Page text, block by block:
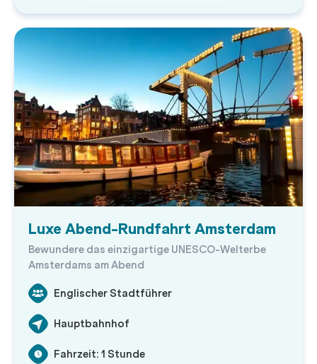
Luxe Abend-Rundfahrt Amsterdam
Bewundere das einzigartige UNESCO-Welterbe
Amsterdams am Abend
Englischer Stadtführer
Hauptbahnhof
Fahrzeit: 1 Stunde